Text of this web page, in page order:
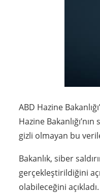
ABD Hazine
Hazine
gizli olmayan bu
Bakanlık, siber
gerçekleştirildiğini
olabileceğini açıkladı.